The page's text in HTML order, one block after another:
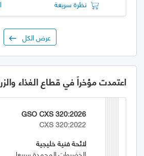
نظرة سريعة
عرض الكل
اعتمدت مؤخراً في قطاع الغذاء
GSO CXS 320:2026
CXS 320:2022
لائحة فنية خليجية